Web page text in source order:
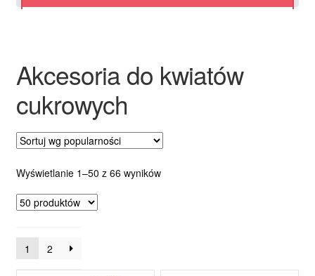
Akcesoria do kwiatów
cukrowych
Wyświetlanie 1–50 z 66 wynikówPosortowane
1 2